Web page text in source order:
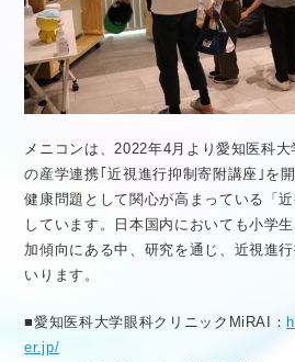
メニコンは、2022年4月より愛知医科
の産学連携｢近視進行抑制寄附講座｣を
健康問題として関心が高まっている「
しています。日本国内においても小学
加傾向にある中、研究を通じ、近視進
いります。
■愛知医科大学眼科クリニックMiRAI：
er.jp/